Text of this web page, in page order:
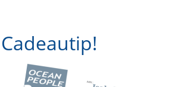
Cadeautip!